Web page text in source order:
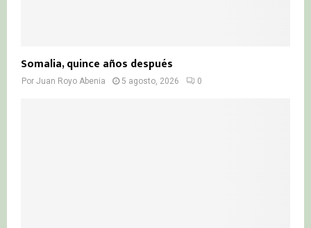
Somalia, quince años después
Por Juan Royo Abenia 5 agosto, 2026 0